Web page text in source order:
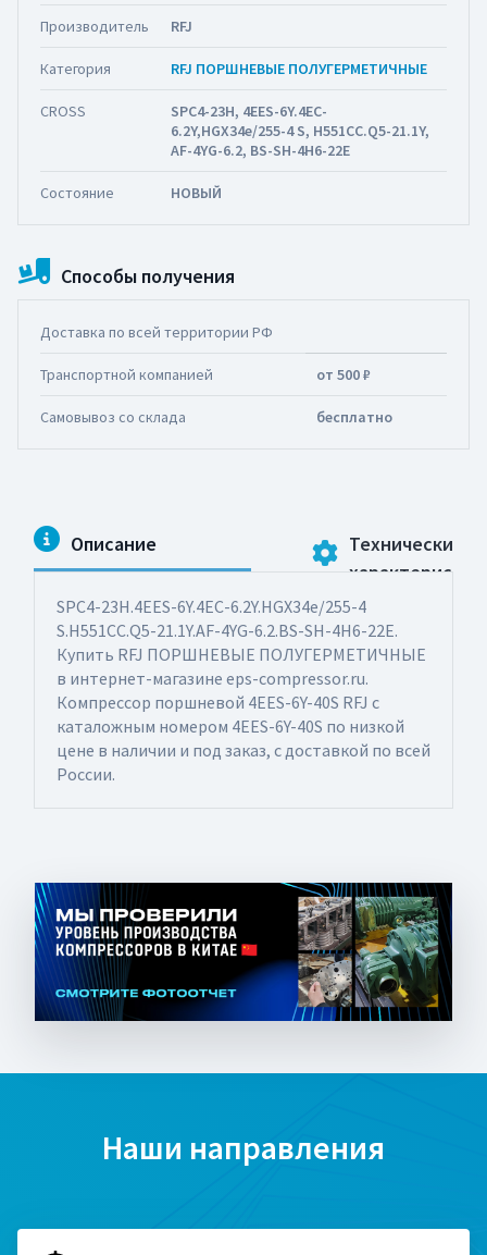
Производитель RFJ
Категория RFJ ПОРШНЕВЫЕ ПОЛУГЕРМЕТИЧНЫЕ
CROSS
SPC4-23H, 4EES-6Y.4EC-
6.2Y,HGX34e/255-4 S, H551CC.Q5-21.1Y,
AF-4YG-6.2, BS-SH-4H6-22E
Состояние НОВЫЙ
Способы получения
Доставка по всей территории РФ
Транспортной компанией от 500 ₽
Самовывоз со склада бесплатно
Описание
Технические
SPC4-23H.4EES-6Y.4EC-6.2Y.HGX34e/255-4
S.H551CC.Q5-21.1Y.AF-4YG-6.2.BS-SH-4H6-22E.
Купить RFJ ПОРШНЕВЫЕ ПОЛУГЕРМЕТИЧНЫЕ
в интернет-магазине eps-compressor.ru.
Компрессор поршневой 4EES-6Y-40S RFJ с
каталожным номером 4ЕES-6Y-40S по низкой
цене в наличии и под заказ, с доставкой по всей
России.
Наши направления